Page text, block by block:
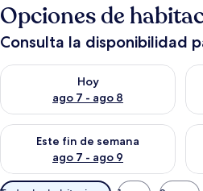
Opciones de
Consulta la disponibilidad
Hoy
ago 7 - ago 8
Consulta la disponibilidad para hoy
Este fin de semana
ago 7 - ago 9
Consulta la disponibilidad para